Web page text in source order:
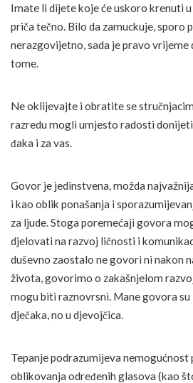
Imate li dijete koje će uskoro krenuti
priča tečno. Bilo da zamuckuje, sporo
nerazgovijetno, sada je pravo vrijeme
tome.
Ne oklijevajte i obratite se
razredu mogli umjesto radosti
đaka i za vas.
Govor je jedinstvena, možda
i kao oblik ponašanja i
za ljude. Stoga poremećaji govora
djelovati na razvoj ličnosti i
duševno zaostalo ne govori ni nakon
života, govorimo o zakašnjelom
mogu biti raznovrsni. Mane govora su
dječaka, no u djevojčica.
Tepanje podrazumijeva
oblikovanja određenih glasova (kao